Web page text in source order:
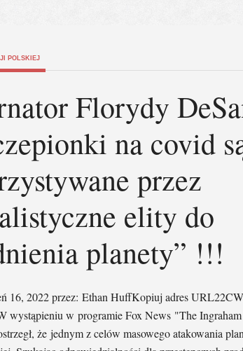
POLSKIEJ
Florydy
na covid
przez
elity do
planety” !!!
16, 2022 przez: Ethan HuffKopiuj adres
wystąpieniu w programie Fox News "The
że jednym z celów masowego atakowania